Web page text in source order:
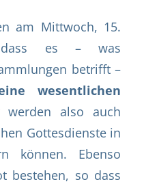
am Mittwoch, 15.
dass es – was
betrifft –
wesentlichen
also auch
Gottesdienste in
können. Ebenso
bestehen, so dass